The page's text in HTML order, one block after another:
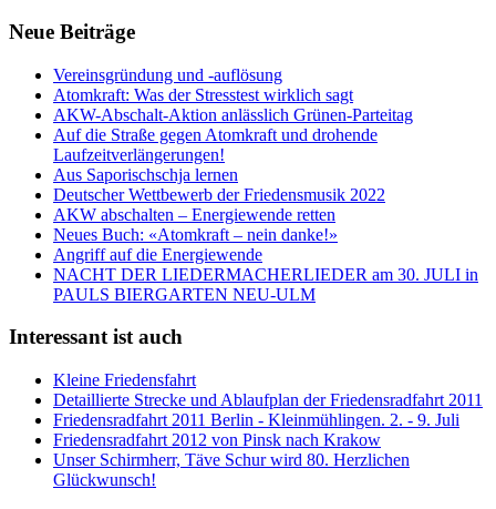
Neue Beiträge
Vereinsgründung und -auflösung
Atomkraft: Was der Stresstest wirklich sagt
AKW-Abschalt-Aktion anlässlich Grünen-Parteitag
Auf die Straße gegen Atomkraft und drohende
Laufzeitverlängerungen!
Aus Saporischschja lernen
Deutscher Wettbewerb der Friedensmusik 2022
AKW abschalten – Energiewende retten
Neues Buch: «Atomkraft – nein danke!»
Angriff auf die Energiewende
NACHT DER LIEDERMACHERLIEDER am 30. JULI in
PAULS BIERGARTEN NEU-ULM
Interessant ist auch
Kleine Friedensfahrt
Detaillierte Strecke und Ablaufplan der Friedensradfahrt 2011
Friedensradfahrt 2011 Berlin - Kleinmühlingen. 2. - 9. Juli
Friedensradfahrt 2012 von Pinsk nach Krakow
Unser Schirmherr, Täve Schur wird 80. Herzlichen
Glückwunsch!